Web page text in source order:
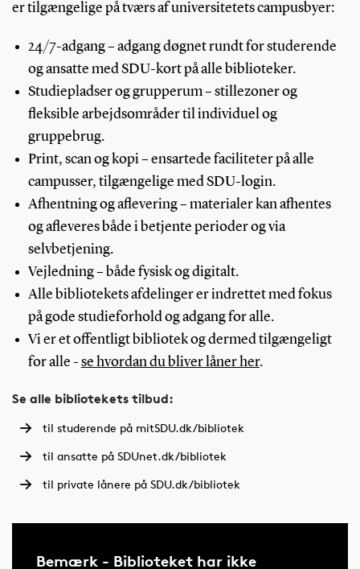
er tilgængelige på tværs af universitetets campusbyer:
24/7-adgang – adgang døgnet rundt for studerende
og ansatte med SDU-kort på alle biblioteker.
Studiepladser og grupperum – stillezoner og
fleksible arbejdsområder til individuel og
gruppebrug.
Print, scan og kopi – ensartede faciliteter på alle
campusser, tilgængelige med SDU-login.
Afhentning og aflevering – materialer kan afhentes
og afleveres både i betjente perioder og via
selvbetjening.
Vejledning – både fysisk og digitalt.
Alle bibliotekets afdelinger er indrettet med fokus
på gode studieforhold og adgang for alle.
Vi er et offentligt bibliotek og dermed tilgængeligt
for alle - se hvordan du bliver låner her.
Se alle bibliotekets tilbud:
til studerende på mitSDU.dk/bibliotek
til ansatte på SDUnet.dk/bibliotek
til private lånere på SDU.dk/bibliotek
Bemærk - Biblioteket har ikke